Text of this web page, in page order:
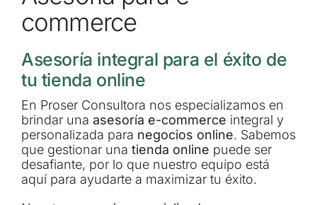
commerce
Asesoría integral para el éxito de
tu tienda online
En Proser Consultora nos especializamos en
brindar una asesoría e-commerce integral y
personalizada para negocios online. Sabemos
que gestionar una tienda online puede ser
desafiante, por lo que nuestro equipo está
aquí para ayudarte a maximizar tu éxito.